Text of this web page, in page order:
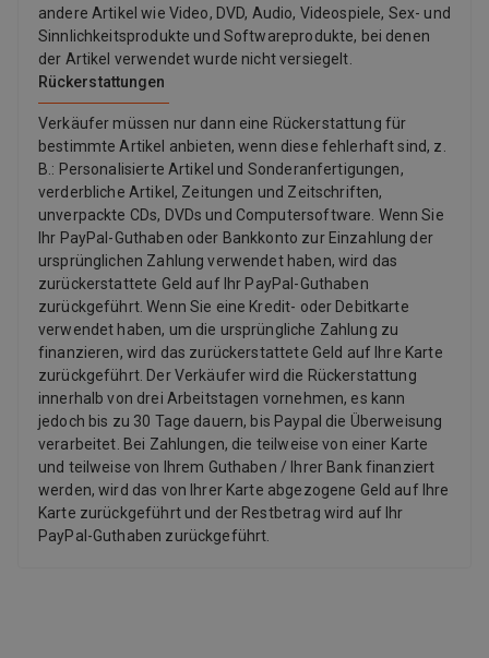
andere Artikel wie Video, DVD, Audio, Videospiele, Sex- und
Sinnlichkeitsprodukte und Softwareprodukte, bei denen
der Artikel verwendet wurde nicht versiegelt.
Rückerstattungen
Verkäufer müssen nur dann eine Rückerstattung für
bestimmte Artikel anbieten, wenn diese fehlerhaft sind, z.
B.: Personalisierte Artikel und Sonderanfertigungen,
verderbliche Artikel, Zeitungen und Zeitschriften,
unverpackte CDs, DVDs und Computersoftware. Wenn Sie
Ihr PayPal-Guthaben oder Bankkonto zur Einzahlung der
ursprünglichen Zahlung verwendet haben, wird das
zurückerstattete Geld auf Ihr PayPal-Guthaben
zurückgeführt. Wenn Sie eine Kredit- oder Debitkarte
verwendet haben, um die ursprüngliche Zahlung zu
finanzieren, wird das zurückerstattete Geld auf Ihre Karte
zurückgeführt. Der Verkäufer wird die Rückerstattung
innerhalb von drei Arbeitstagen vornehmen, es kann
jedoch bis zu 30 Tage dauern, bis Paypal die Überweisung
verarbeitet. Bei Zahlungen, die teilweise von einer Karte
und teilweise von Ihrem Guthaben / Ihrer Bank finanziert
werden, wird das von Ihrer Karte abgezogene Geld auf Ihre
Karte zurückgeführt und der Restbetrag wird auf Ihr
PayPal-Guthaben zurückgeführt.